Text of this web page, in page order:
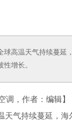
球高温天气持续蔓延
增长。
调，作者： 编辑】
天气持续蔓延，海